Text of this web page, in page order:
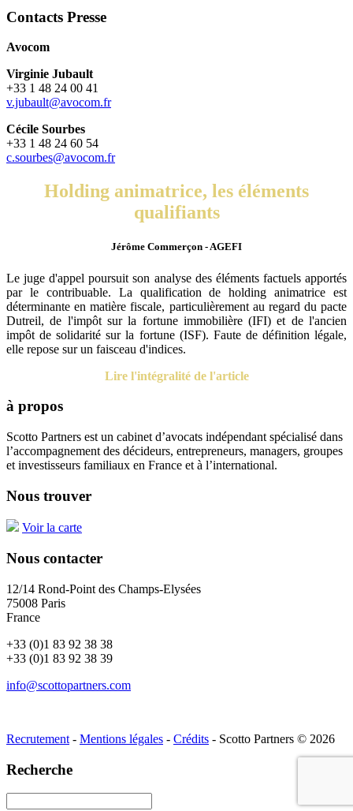
Contacts Presse
Avocom
Virginie Jubault
+33 1 48 24 00 41
v.jubault@avocom.fr
Cécile Sourbes
+33 1 48 24 60 54
c.sourbes@avocom.fr
Holding animatrice, les éléments
qualifiants
Jérôme Commerçon - AGEFI
Le juge d'appel poursuit son analyse des éléments factuels apportés
par le contribuable. La qualification de holding animatrice est
déterminante en matière fiscale, particulièrement au regard du pacte
Dutreil, de l'impôt sur la fortune immobilière (IFI) et de l'ancien
impôt de solidarité sur la fortune (ISF). Faute de définition légale,
elle repose sur un faisceau d'indices.
Lire l'intégralité de l'article
à propos
Scotto Partners est un cabinet d’avocats indépendant spécialisé dans
l’accompagnement des décideurs, entrepreneurs, managers, groupes
et investisseurs familiaux en France et à l’international.
Nous trouver
Voir la carte
Nous contacter
12/14 Rond-Point des Champs-Elysées
75008 Paris
France
+33 (0)1 83 92 38 38
+33 (0)1 83 92 38 39
info@scottopartners.com
Recrutement - Mentions légales - Crédits - Scotto Partners © 2026
Recherche